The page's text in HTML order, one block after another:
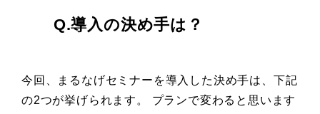
Q.導入の決め手は？
今回、まるなげセミナーを導入した決め手は、下記
の2つが挙げられます。 プランで変わると思います